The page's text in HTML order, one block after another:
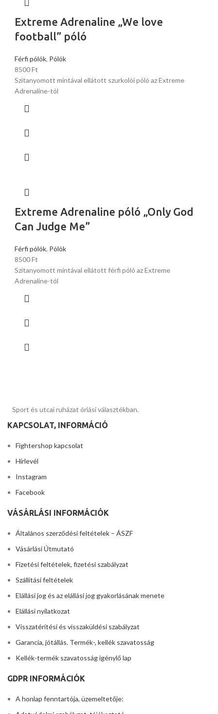
Extreme Adrenaline „We love
football” póló
Férfi pólók, Pólók
8500Ft
Szitanyomott mintával ellátott szurkolói póló az Extreme
Adrenaline-tól
Extreme Adrenaline póló „Only God
Can Judge Me”
Férfi pólók, Pólók
8500Ft
Szitanyomott mintával ellátott férfi póló az Extreme
Adrenaline-tól
Sport és utcai ruházat óriási választékban.
KAPCSOLAT, INFORMÁCIÓ
Fightershop kapcsolat
Hírlevél
Instagram
Facebook
VÁSÁRLÁSI INFORMÁCIÓK
Általános szerződési feltételek – ÁSZF
Vásárlási Útmutató
Fizetési feltételek, fizetési szabályzat
Szállítási feltételek
Elállási jog és az elállási jog gyakorlásának menete
Elállási nyilatkozat
Visszatérítési és visszaküldési szabályzat
Garancia, jótállás. Termék-, kellék szavatosság
Kellék-termék szavatosság igénylő lap
GDPR INFORMÁCIÓK
A honlap fenntartója, üzemeltetője: